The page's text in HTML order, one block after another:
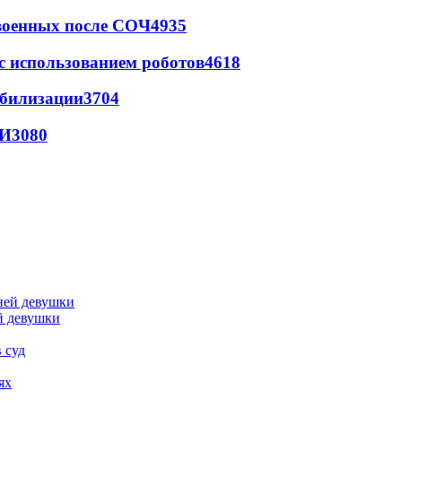
после СОЧ4935
роботов4618
3704
3080
девушки
суд